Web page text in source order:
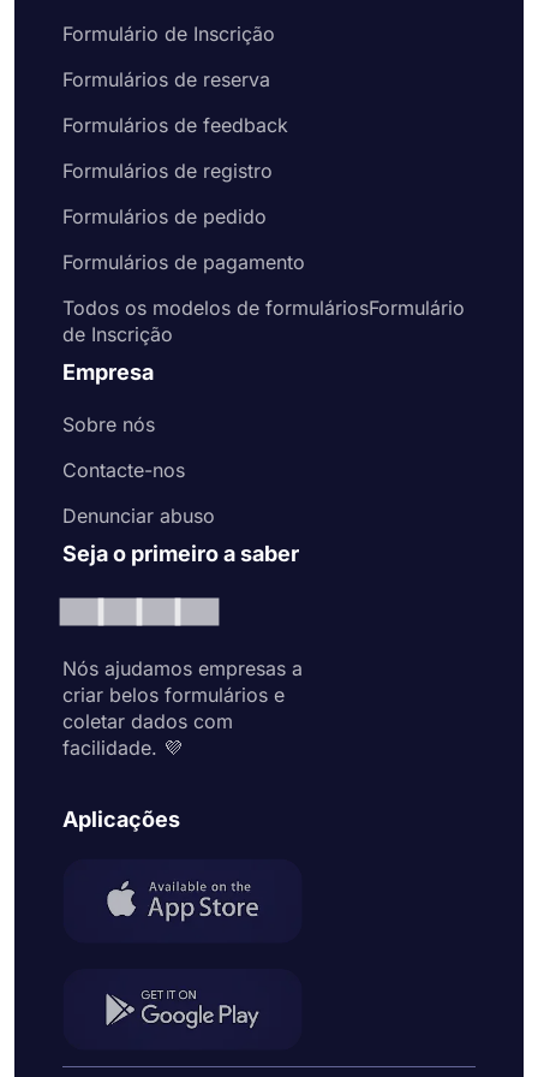
aplicativo para gerenciar seu processo de reserva
está procurando uma forma de gerenciar suas
forms.app é a solução perfeita.
Formulário de Inscrição
Formulários de reserva
Formulários de feedback
Formulários de registro
Formulários de pedido
Formulários de pagamento
Todos os modelos de formuláriosFormulário
de Inscrição
Empresa
Sobre nós
Contacte-nos
Denunciar abuso
Seja o primeiro a saber
Nós ajudamos empresas a
criar belos formulários e
coletar dados com
facilidade. 💜
Aplicações